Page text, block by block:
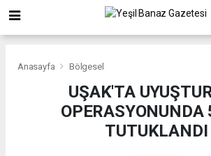
Anasayfa Bölgesel
UŞAK'TA
OPERASYONUNDA
TUTUKLANDI